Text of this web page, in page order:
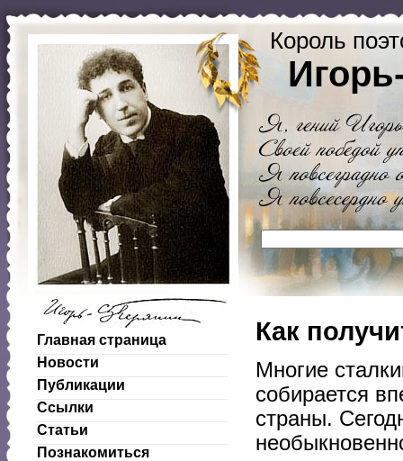
Король
Главная страница
Новости
Публикации
Ссылки
Статьи
Познакомиться
Как
Многие
собирается
страны.